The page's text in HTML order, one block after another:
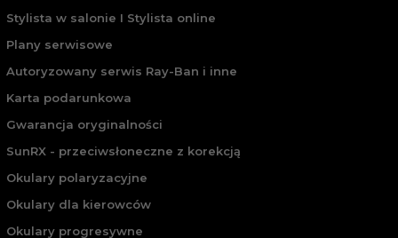
Stylista w salonie I Stylista online
Plany serwisowe
Autoryzowany serwis Ray-Ban i inne
Karta podarunkowa
Gwarancja oryginalności
SunRX - przeciwsłoneczne z korekcją
Okulary polaryzacyjne
Okulary dla kierowców
Okulary progresywne